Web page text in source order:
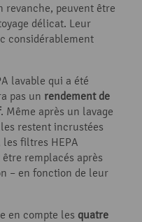
revanche, peuvent être
délicat. Leur
considérablement
lavable qui a été
pas un rendement de
. Même après un lavage
restent incrustées
filtres HEPA
remplacés après
– en fonction de leur
en compte les quatre